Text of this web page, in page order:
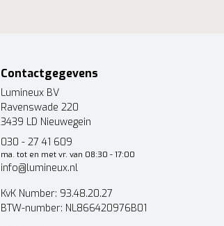
Contactgegevens
Lumineux BV
Ravenswade 220
3439 LD Nieuwegein
030 - 27 41 609
ma. tot en met vr. van 08:30 - 17:00
info@lumineux.nl
KvK Number: 93.48.20.27
BTW-number: NL866420976B01